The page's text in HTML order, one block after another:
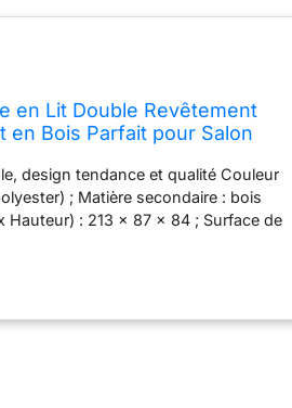
en Lit Double Revêtement
en Bois Parfait pour Salon
design tendance et qualité Couleur
; Matière secondaire : bois
Hauteur) : 213 x 87 x 84 ; Surface de